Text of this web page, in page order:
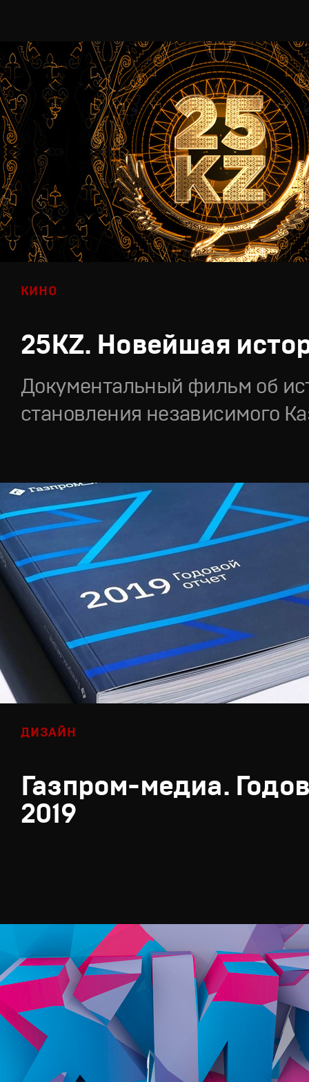
КИНО
25KZ. Новейшая
Документальный фильм об
становления независимого
ДИЗАЙН
Газпром-медиа.
2019